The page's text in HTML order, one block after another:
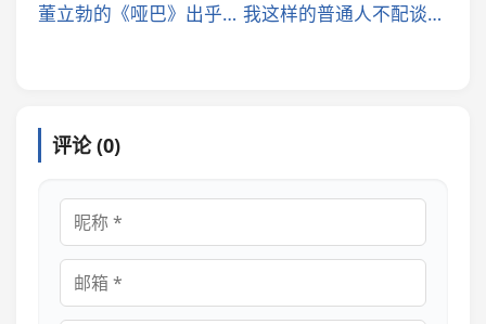
董立勃的《哑巴》出乎意料的结尾 我这样的普通人不配谈论左右
评论 (0)
昵称
邮箱